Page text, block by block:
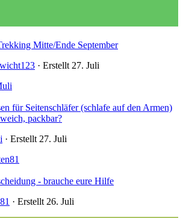
Mitte/Ende September
· Erstellt 27. Juli
für Seitenschläfer (schlafe auf den Armen)
packbar?
· Erstellt 27. Juli
- brauche eure Hilfe
· Erstellt 26. Juli